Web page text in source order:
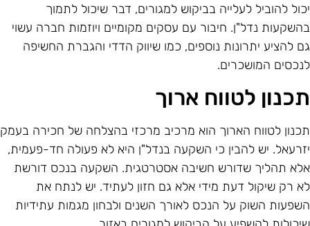
להוביל לעלייה בביקוש למגורים, דבר שיכול לתמוך
נדל"ן. חיבור עם עסקים מקומיים ויוזמות חברה עשוי
להציע יתרונות נוספים, כמו שיווק הדדי והגברת החשיפה
המושכרים.
לטווח ארוך
לטווח הארוך הוא מרכיב מרכזי בהצלחה של חכירה בעמק
יש להבין כי השקעה בנדל"ן היא לא פעולה חד-פעמית,
תהליך שדורש חשיבה אסטרטגית. השקעה בנכס דורשת
רק שיקול דעת מידי אלא גם חזון לעתיד. יש לנתח את
השוק על הנכס לאורך השנים ולבחון מגמות עתידיות